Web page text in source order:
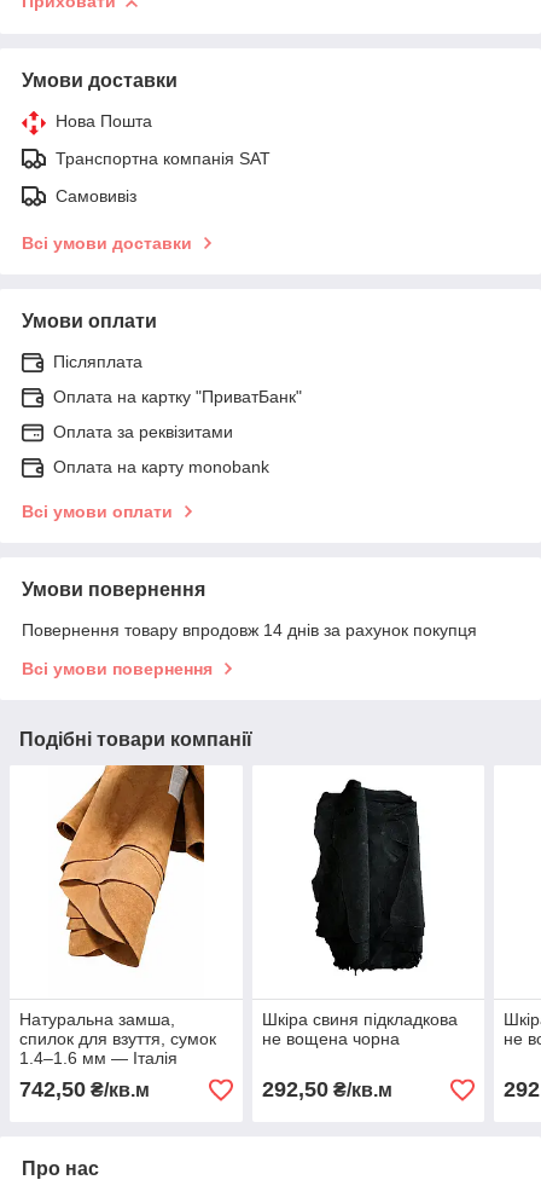
Умови доставки
Нова Пошта
Транспортна компанія SAT
Самовивіз
Всі умови доставки
Умови оплати
Післяплата
Оплата на картку "ПриватБанк"
Оплата за реквізитами
Оплата на карту monobank
Всі умови оплати
Умови повернення
Повернення товару впродовж 14 днів за рахунок покупця
Всі умови повернення
Подібні товари компанії
Натуральна замша,
спилок для взуття, сумок
1.4–1.6 мм — Італія
742,50 ₴/кв.м
Шкіра свиня підкладкова
не вощена чорна
292,50₴/кв.м
не
Про нас